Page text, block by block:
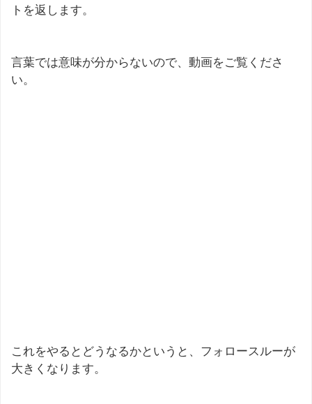
トを返します。
言葉では意味が分からないので、動画をご覧くださ
い。
これをやるとどうなるかというと、フォロースルーが
大きくなります。